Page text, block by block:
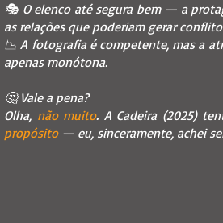
🎭 O elenco até segura bem — a
as relações que poderiam gerar
📉 A fotografia é competente, mas a
apenas monótona.
🤔 Vale a pena?
Olha, não muito. A Cadeira (2025)
propósito— eu, sinceramente, achei